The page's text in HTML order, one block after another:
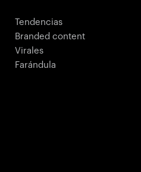
Tendencias
Branded content
Virales
Farándula